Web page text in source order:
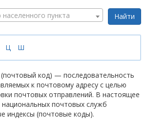
пункта
Ц Ш
(почтовый код) — последовательность
к почтовому адресу с целью
почтовых отправлений. В настоящее
почтовых служб
индексы (почтовые коды).